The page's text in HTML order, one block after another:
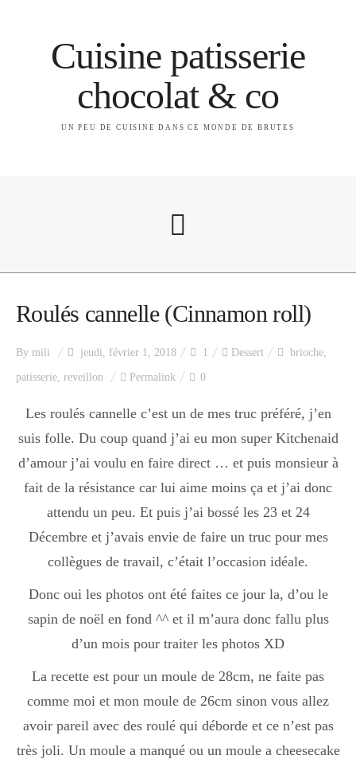
Cuisine patisserie
chocolat & co
UN PEU DE CUISINE DANS CE MONDE DE BRUTES
A propos
Index des recettes
Catégories
Entrée
plats
Dessert
Boisson chaudes
Roulés cannelle (Cinnamon roll)
By mili jeudi, février 1, 2018 1 Dessert brioche,
patisserie, reveillon Permalink 0
Les roulés cannelle c’est un de mes truc préféré, j’en
suis folle. Du coup quand j’ai eu mon super Kitchenaid
d’amour j’ai voulu en faire direct … et puis monsieur à
fait de la résistance car lui aime moins ça et j’ai donc
attendu un peu. Et puis j’ai bossé les 23 et 24
Décembre et j’avais envie de faire un truc pour mes
collègues de travail, c’était l’occasion idéale.
Donc oui les photos ont été faites ce jour la, d’ou le
sapin de noël en fond ^^ et il m’aura donc fallu plus
d’un mois pour traiter les photos XD
La recette est pour un moule de 28cm, ne faite pas
comme moi et mon moule de 26cm sinon vous allez
avoir pareil avec des roulé qui déborde et ce n’est pas
très joli. Un moule a manqué ou un moule a cheesecake